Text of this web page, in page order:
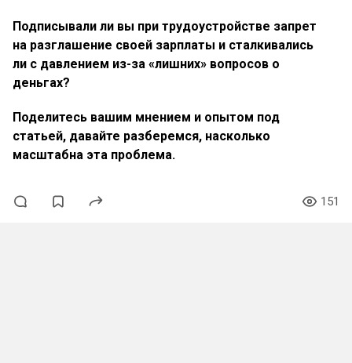
Подписывали ли вы при трудоустройстве запрет
на разглашение своей зарплаты и сталкивались
ли с давлением из-за «лишних» вопросов о
деньгах?
Поделитесь вашим мнением и опытом под
статьей, давайте разберемся, насколько
масштабна эта проблема.
151